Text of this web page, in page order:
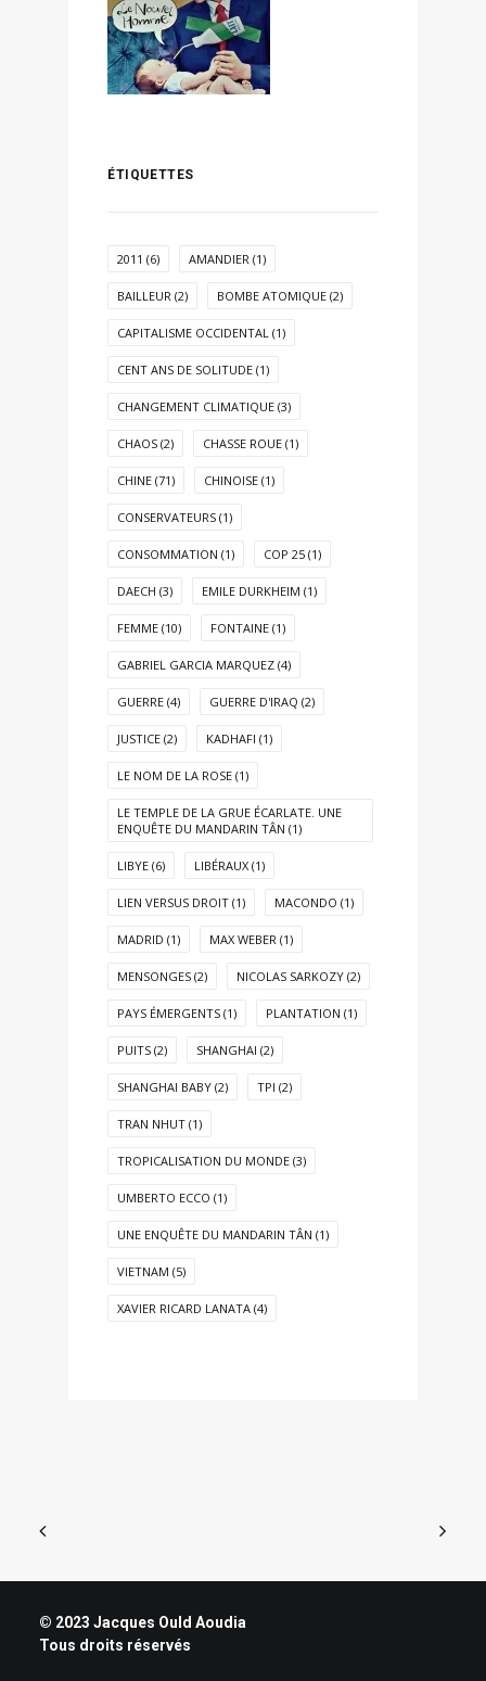
ÉTIQUETTES
2011 (6) AMANDIER (1)
BAILLEUR (2) BOMBE ATOMIQUE (2)
CAPITALISME OCCIDENTAL (1)
CENT ANS DE SOLITUDE (1)
CHANGEMENT CLIMATIQUE (3)
CHAOS (2) CHASSE ROUE (1)
CHINE (71) CHINOISE (1)
CONSERVATEURS (1)
CONSOMMATION (1) COP 25 (1)
DAECH (3) EMILE DURKHEIM (1)
FEMME (10) FONTAINE (1)
GABRIEL GARCIA MARQUEZ (4)
GUERRE (4) GUERRE D'IRAQ (2)
JUSTICE (2) KADHAFI (1)
LE NOM DE LA ROSE (1)
LE TEMPLE DE LA GRUE ÉCARLATE. UNE
ENQUÊTE DU MANDARIN TÂN (1)
LIBYE (6) LIBÉRAUX (1)
LIEN VERSUS DROIT (1) MACONDO (1)
MADRID (1) MAX WEBER (1)
MENSONGES (2) NICOLAS SARKOZY (2)
PAYS ÉMERGENTS (1) PLANTATION (1)
PUITS (2) SHANGHAI (2)
SHANGHAI BABY (2) TPI (2)
TRAN NHUT (1)
TROPICALISATION DU MONDE (3)
UMBERTO ECCO (1)
UNE ENQUÊTE DU MANDARIN TÂN (1)
VIETNAM (5)
XAVIER RICARD LANATA (4)
© 2023 Jacques Ould Aoudia
Tous droits réservés